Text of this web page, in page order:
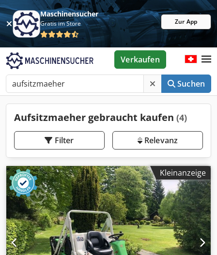
Maschinensucher
Gratis im Store Zur App
Suchen
Verkaufen
Aufsitzmaeher gebraucht kaufen (4)
Filter Relevanz
Kleinanzeige